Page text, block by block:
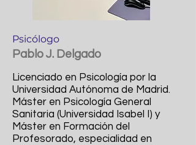
Psicólogo
Pablo J. Delgado
Licenciado en Psicología por la
Universidad Autónoma de Madrid.
Máster en Psicología General
Sanitaria (Universidad Isabel I) y
Máster en Formación del
Profesorado, especialidad en